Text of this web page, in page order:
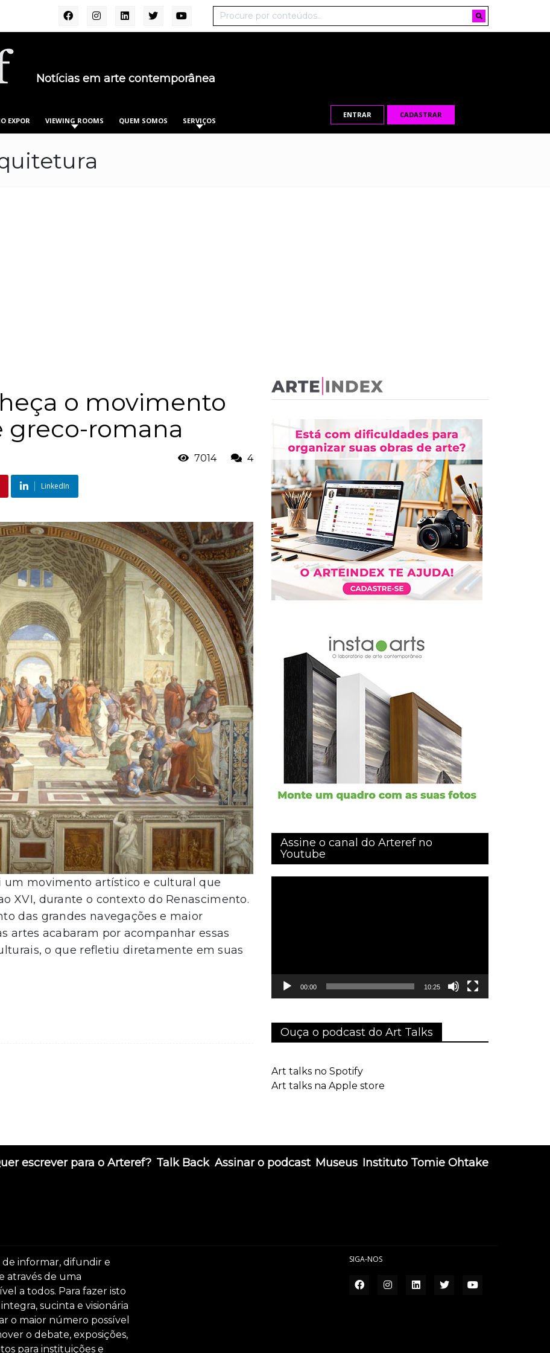
Notícias em arte contemporânea
EXPOR VIEWING ROOMS QUEM SOMOS SERVIÇOS
ENTRAR CADASTRAR
o movimento
greco-romana
7014 4
LinkedIn
um movimento artístico e cultural que
XVI, durante o contexto do Renascimento.
das grandes navegações e maior
artes acabaram por acompanhar essas
o que refletiu diretamente em suas
Assine o canal do Arteref no
Youtube
00:00 10:25
Ouça o podcast do Art Talks
Art talks no Spotify
Art talks na Apple store
escrever para o Arteref? Talk Back Assinar o podcast Museus Instituto Tomie Ohtake
de informar, difundir e
através de uma
a todos. Para fazer isto
sucinta e visionária
o maior número possível
o debate, exposições,
para instituições e
SIGA-NOS